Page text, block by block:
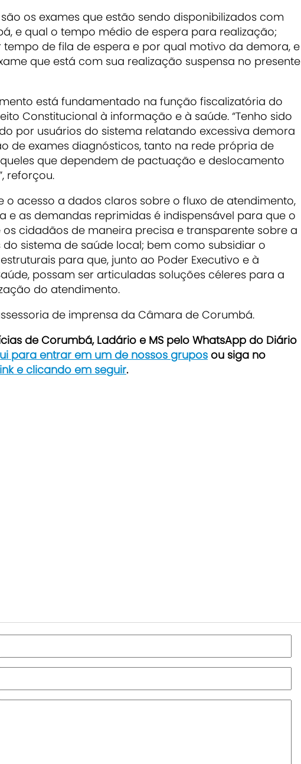
os exames que estão sendo disponibilizados com
e qual o tempo médio de espera para realização;
de fila de espera e por qual motivo da demora, e
que está com sua realização suspensa no presente
está fundamentado na função fiscalizatória do
Constitucional à informação e à saúde. “Tenho sido
por usuários do sistema relatando excessiva demora
de exames diagnósticos, tanto na rede própria de
que dependem de pactuação e deslocamento
reforçou.
o acesso a dados claros sobre o fluxo de atendimento,
e as demandas reprimidas é indispensável para que o
os cidadãos de maneira precisa e transparente sobre a
sistema de saúde local; bem como subsidiar o
para que, junto ao Poder Executivo e à
possam ser articuladas soluções céleres para a
do atendimento.
de imprensa da Câmara de Corumbá.
de Corumbá, Ladário e MS pelo WhatsApp do Diário
para entrar em um de nossos grupos ou siga no
e clicando em seguir.